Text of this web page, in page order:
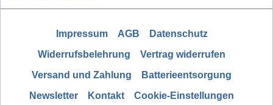
Impressum AGB
Datenschutz
Widerrufsbelehrung
Vertrag widerrufen
Versand und Zahlung
Batterieentsorgung
Newsletter
Kontakt
Cookie-Einstellungen